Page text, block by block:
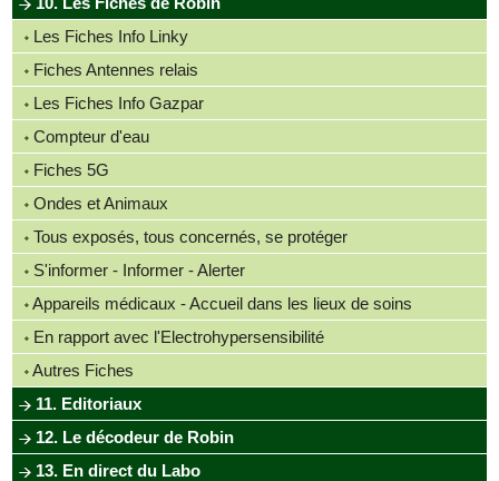
Les Fiches Info Linky
Fiches Antennes relais
Les Fiches Info Gazpar
Compteur d'eau
Fiches 5G
Ondes et Animaux
Tous exposés, tous concernés, se protéger
S'informer - Informer - Alerter
Appareils médicaux - Accueil dans les lieux de soins
En rapport avec l'Electrohypersensibilité
Autres Fiches
11. Editoriaux
12. Le décodeur de Robin
13. En direct du Labo